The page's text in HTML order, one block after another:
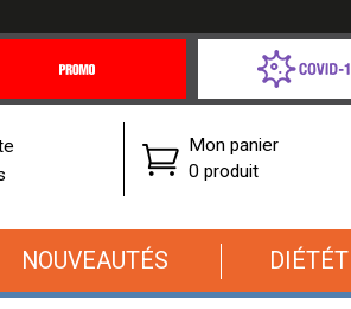
Coronavirus
Mon panier
0 produit
NOUVEAUTÉS